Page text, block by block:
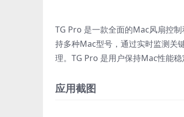
TG Pro 是一款全面的Mac风扇控
持多种Mac型号，通过实时监测关
理。TG Pro 是用户保持Mac性能
应用截图